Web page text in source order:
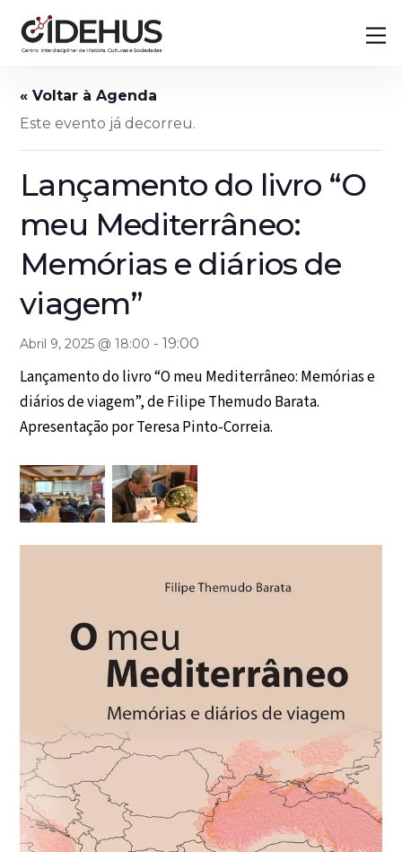
content
Este evento já decorreu.
Lançamento do livro “O
meu Mediterrâneo:
Memórias e diários de
viagem”
Abril 9, 2025 @ 18:00 -19:00
Lançamento do livro “O meu Mediterrâneo: Memórias e
diários de viagem”, de Filipe Themudo Barata.
Apresentação por Teresa Pinto-Correia.